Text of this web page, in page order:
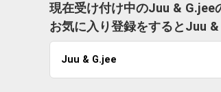
現在受け付け中のJuu & G.jee
お気に入り登録をするとJuu
Juu & G.jee